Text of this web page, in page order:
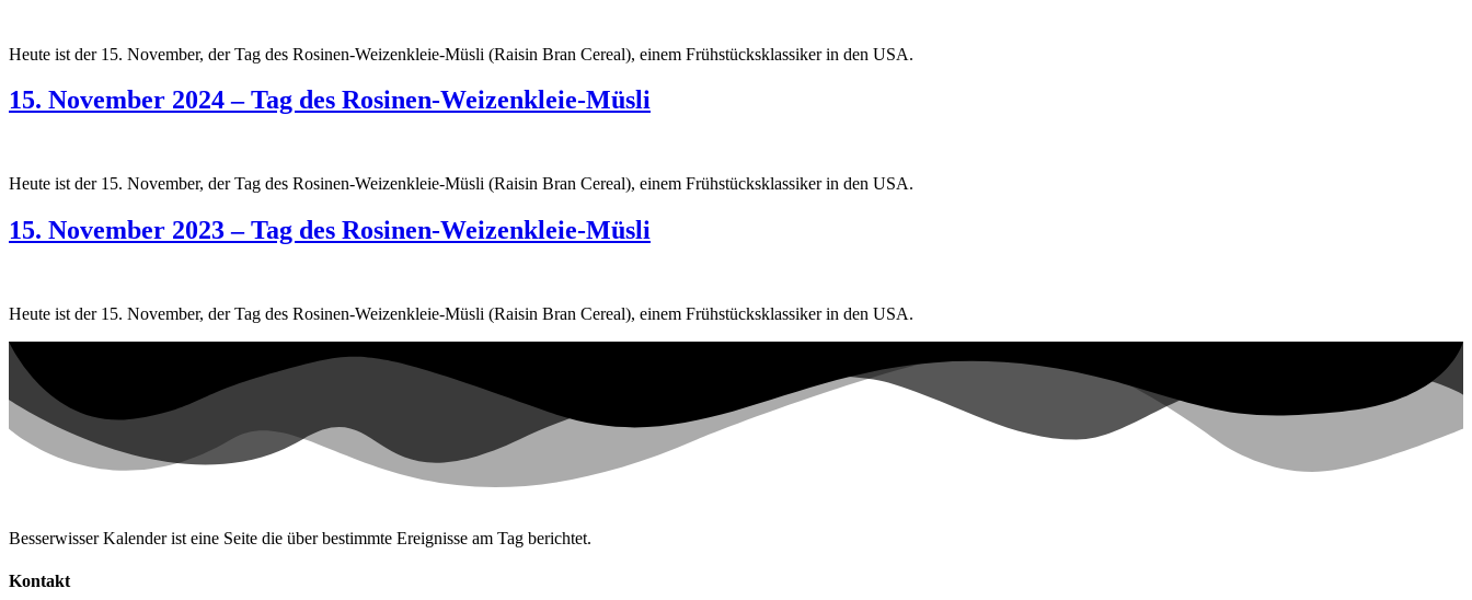
Heute ist der 15. November, der Tag des Rosinen-Weizenkleie-Müsli (Raisin Bran Cereal), einem Frühstücksklassiker in den USA.
15. November 2024 – Tag des Rosinen-Weizenkleie-Müsli
Heute ist der 15. November, der Tag des Rosinen-Weizenkleie-Müsli (Raisin Bran Cereal), einem Frühstücksklassiker in den USA.
15. November 2023 – Tag des Rosinen-Weizenkleie-Müsli
Heute ist der 15. November, der Tag des Rosinen-Weizenkleie-Müsli (Raisin Bran Cereal), einem Frühstücksklassiker in den USA.
Besserwisser Kalender ist eine Seite die über bestimmte Ereignisse am Tag berichtet.
Kontakt